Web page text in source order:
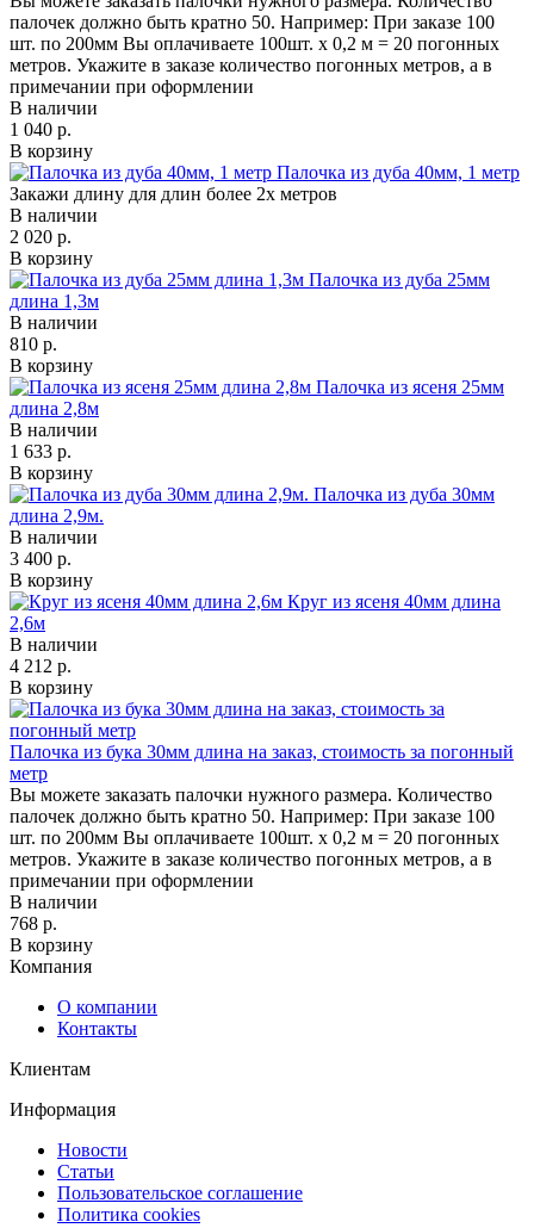
палочек должно быть кратно 50. Например: При заказе 100
шт. по 200мм Вы оплачиваете 100шт. х 0,2 м = 20 погонных
метров. Укажите в заказе количество погонных метров, а в
примечании при оформлении
В наличии
1 040 р.
В корзину
Палочка из дуба 40мм, 1 метр
Закажи длину для длин более 2х метров
В наличии
2 020 р.
В корзину
Палочка из дуба 25мм
длина 1,3м
В наличии
810 р.
В корзину
Палочка из ясеня 25мм
длина 2,8м
В наличии
1 633 р.
В корзину
Палочка из дуба 30мм
длина 2,9м.
В наличии
3 400 р.
В корзину
Круг из ясеня 40мм длина
2,6м
В наличии
4 212 р.
В корзину
Палочка из бука 30мм длина на заказ, стоимость за погонный
метр
Вы можете заказать палочки нужного размера. Количество
палочек должно быть кратно 50. Например: При заказе 100
шт. по 200мм Вы оплачиваете 100шт. х 0,2 м = 20 погонных
метров. Укажите в заказе количество погонных метров, а в
примечании при оформлении
В наличии
768 р.
В корзину
Компания
О компании
Контакты
Клиентам
Информация
Новости
Статьи
Пользовательское соглашение
Политика cookies